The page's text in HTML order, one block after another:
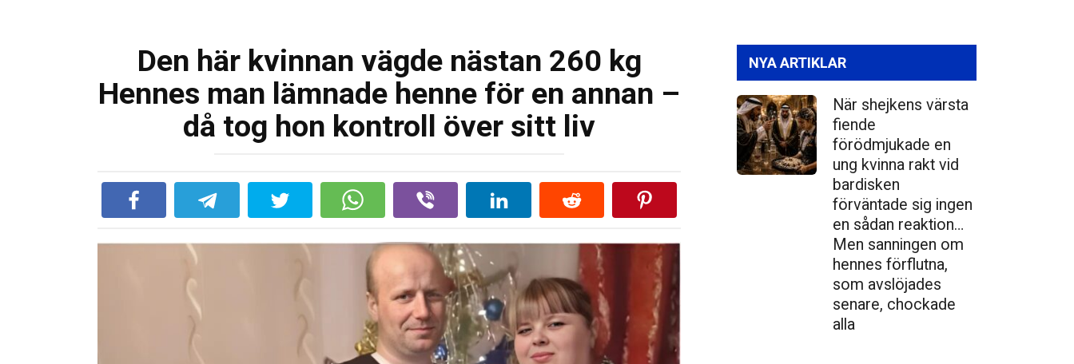
Den här kvinnan vägde nästan 260 kg
Hennes man lämnade henne för en annan –
då tog hon kontroll över sitt liv
NYA ARTIKLAR
När shejkens värsta
fiende
förödmjukade en
ung kvinna rakt vid
bardisken
förväntade sig ingen
en sådan reaktion…
Men sanningen om
hennes förflutna,
som avslöjades
senare, chockade
alla